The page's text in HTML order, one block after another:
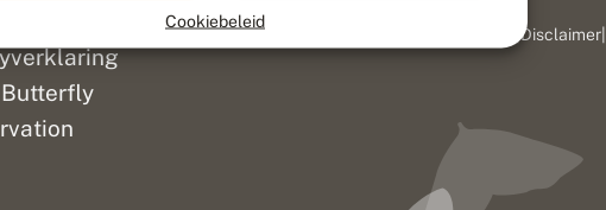
Cookiebeleid
door Go2People, ontworpen door Disclaimer